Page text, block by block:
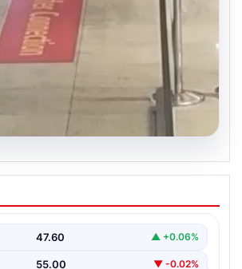
Bebeğin Hayatını Kurtaran
Personeline Ödül
Liam isimli bir çocuğun…
47.60 ▲ +0.06%
55.00 ▼ -0.02%